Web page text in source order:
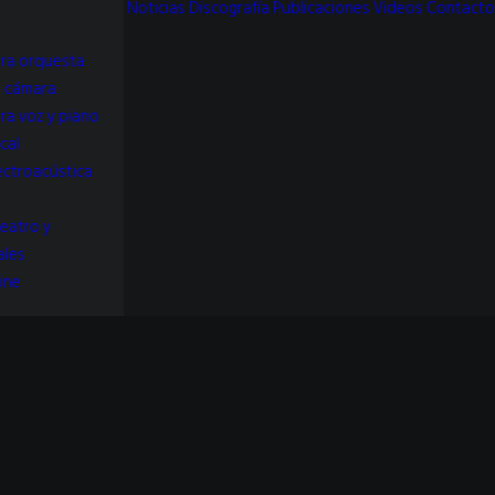
orquesta
voz y piano
y
Noticias Discografía PublicacionesVideos Contacto